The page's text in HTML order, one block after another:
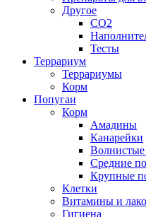
Другое
CO2
Тесты
Террариум
Террариумы
Корм
Попугаи
Корм
Амадины
Канарейки
Волнистые
Средние
Крупные
Клетки
Витамины и
Гигиена